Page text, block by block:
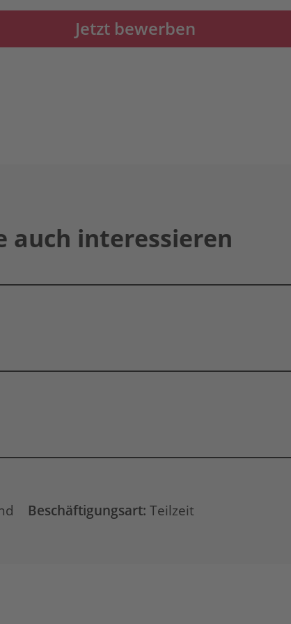
Jetzt bewerben
auch interessieren
Beschäftigungsart: Teilzeit